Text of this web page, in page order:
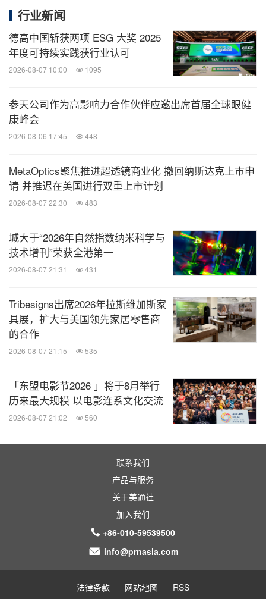
学公益基金会下设的教育非营利项目。美丽中国是支
教项目，但不只是支教项目。项目通过“两年轮换
制”，输送多批项目老师进行两年长期服务，实现一
岗多人，为教育资源匮乏地区提供持续稳定的师资力
项目老师经历扎实的基层教学实践，使提供优质教
育、促进青年成长成为可能，为中国教育资源的均衡
我们持续不断地努力，希望在不久的将来：让所有中
国孩子，无论出身，都能获得同等的优质教育。
关于立德未来助学公益基金会
北京立德未来助学公益基金会是2014年4月18日在北
京市民政局注册成立的非公募基金会。立德未来以
“促进中国农村教育发展、打造专业农村教育体系、
培养青年社会责任感、输出教育领域优质人才”为服
务宗旨，经过多年在农村一线教育的积累和实践，形
示范区、云南大学-美丽中国“中国农村教育研究中心”
等创新项目共同发展的项目矩阵。 立德未来获得中
基透明指数100分，成为全国透明度最高的基金会之
一，并荣获第五届中国公益节“2015年度公益组织奖”
https://photos.prnasia.com/prnh/20170830/19
https://photos.prnasia.com/prnh/20170830/19
行业新闻
德高中国斩获两项 ESG 大奖 2025
年度可持续实践获行业认可
2026-08-07 10:00 1095
参天公司作为高影响力合作伙伴应邀出席首届全球眼健
康峰会
2026-08-06 17:45 448
MetaOptics聚焦推进超透镜商业化 撤回纳斯达克上市申
请 并推迟在美国进行双重上市计划
2026-08-07 22:30 483
城大于“2026年自然指数纳米科学与
技术增刊”荣获全港第一
2026-08-07 21:31 431
Tribesigns出席2026年拉斯维加斯家
具展，扩大与美国领先家居零售商
的合作
2026-08-07 21:15 535
「东盟电影节2026 」将于8月举行
历来最大规模 以电影连系文化交流
2026-08-07 21:02 560
联系我们
产品与服务
关于美通社
加入我们
+86-010-59539500
info@prnasia.com
法律条款 网站地图 RSS